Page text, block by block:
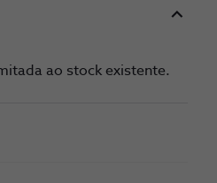
ao stock existente.